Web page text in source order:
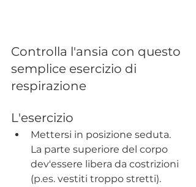
Controlla l'ansia con questo
semplice esercizio di
respirazione
L'esercizio
Mettersi in posizione seduta.
La parte superiore del corpo
dev'essere libera da costrizioni
(p.es. vestiti troppo stretti).